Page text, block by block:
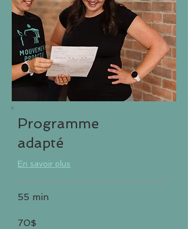
Programme
adapté
En savoir plus
55 min
70$